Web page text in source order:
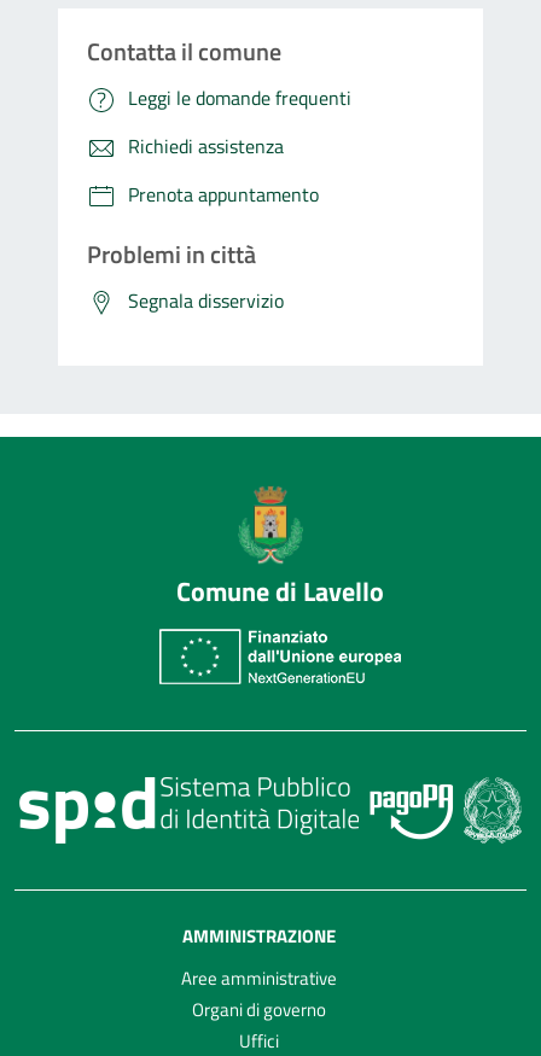
Contatta il comune
Leggi le domande frequenti
Richiedi assistenza
Prenota appuntamento
Problemi in città
Segnala disservizio
Comune di Lavello
AMMINISTRAZIONE
Aree amministrative
Organi di governo
Uffici